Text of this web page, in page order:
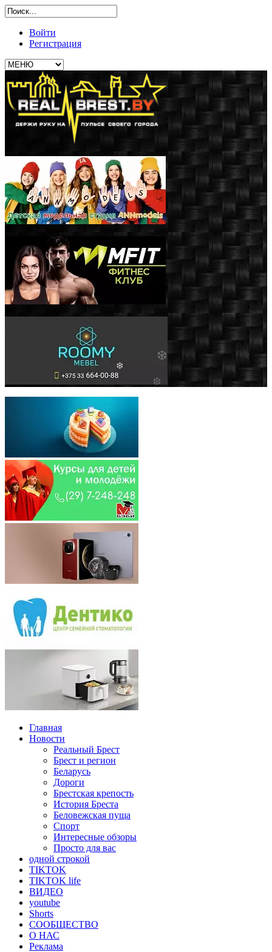
Войти
Регистрация
Главная
Новости
Реальный Брест
Брест и регион
Беларусь
Дороги
Брестская крепость
История Бреста
Беловежская пуща
Спорт
Интересные обзоры
Просто для вас
одной строкой
TIKTOK
TIKTOK life
ВИДЕО
youtube
Shorts
СООБЩЕСТВО
О НАС
Реклама